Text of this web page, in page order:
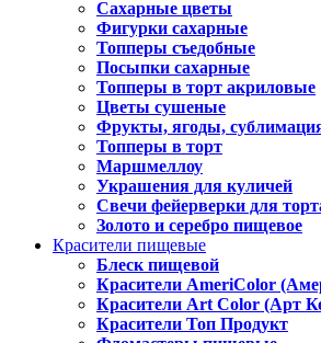
Сахарные цветы
Фигурки сахарные
Топперы съедобные
Посыпки сахарные
Топперы в торт акриловые
Цветы сушеные
Фрукты, ягоды,
Топперы в торт
Маршмеллоу
Украшения для куличей
Свечи фейерверки для
Золото и серебро пищевое
Красители пищевые
Блеск пищевой
Красители AmeriColor
Красители Art Color (Арт
Красители Топ Продукт